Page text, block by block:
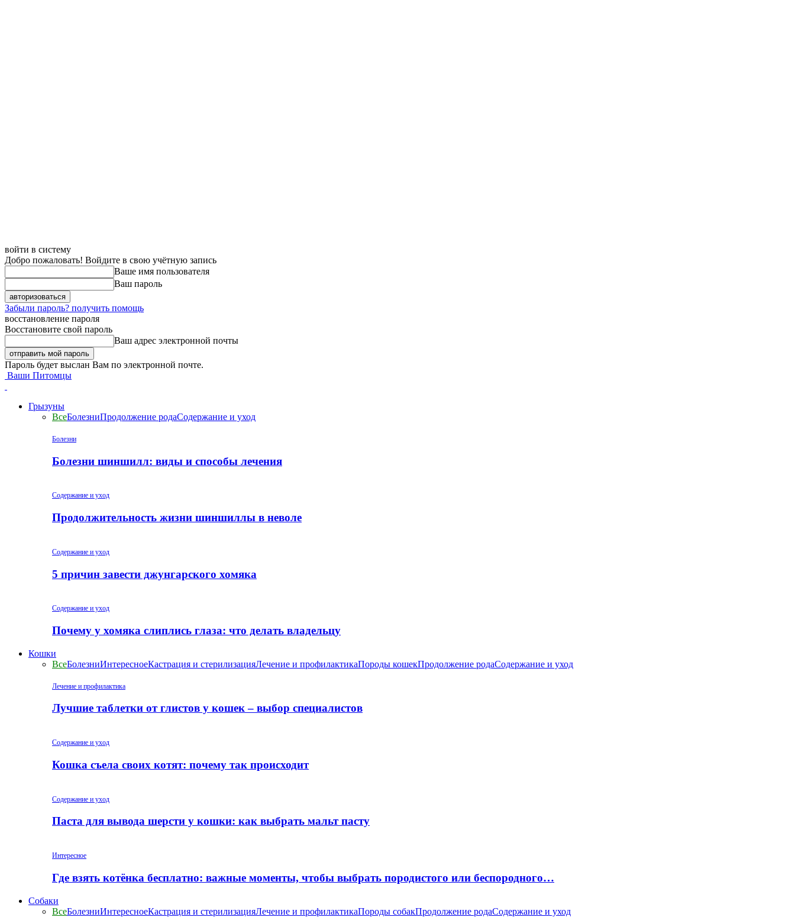
войти в систему
Добро пожаловать! Войдите в свою учётную запись
Ваше имя пользователя
Ваш пароль
Забыли пароль? получить помощь
восстановление пароля
Восстановите свой пароль
Ваш адрес электронной почты
Пароль будет выслан Вам по электронной почте.
Ваши Питомцы
Грызуны
ВсеБолезниПродолжение родаСодержание и уход
Болезни
Болезни шиншилл: виды и способы лечения
Содержание и уход
Продолжительность жизни шиншиллы в неволе
Содержание и уход
5 причин завести джунгарского хомяка
Содержание и уход
Почему у хомяка слиплись глаза: что делать владельцу
Кошки
ВсеБолезниИнтересноеКастрация и стерилизацияЛечение и профилактикаПороды кошекПродолжение родаСодержание и уход
Лечение и профилактика
Лучшие таблетки от глистов у кошек – выбор специалистов
Содержание и уход
Кошка съела своих котят: почему так происходит
Содержание и уход
Паста для вывода шерсти у кошки: как выбрать мальт пасту
Интересное
Где взять котёнка бесплатно: важные моменты, чтобы выбрать породистого или беспородного…
Собаки
ВсеБолезниИнтересноеКастрация и стерилизацияЛечение и профилактикаПороды собакПродолжение родаСодержание и уход